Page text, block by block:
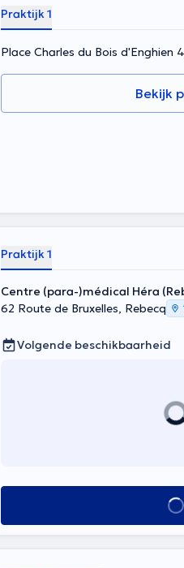
Praktijk 1
Place Charles du Bois d'Enghien
Bekijk
Praktijk 1
Centre (para-)médical Héra
62 Route de Bruxelles, Rebecq
Volgende beschikbaarheid
Alles